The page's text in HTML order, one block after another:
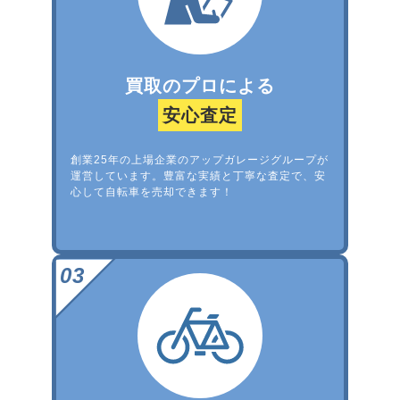
買取のプロによる
安心査定
創業25年の上場企業のアップガレージグループが
運営しています。豊富な実績と丁寧な査定で、安
心して自転車を売却できます！